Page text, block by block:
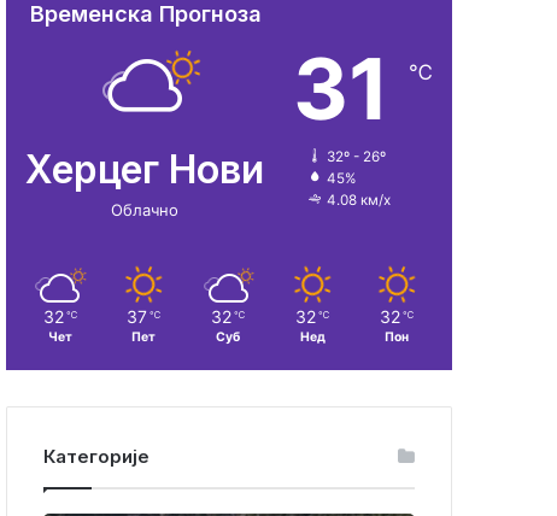
Временска Прогноза
Херцег Нови
Облачно
31 ℃
32º - 26º
45%
4.08 км/х
32 ℃
Чет
37 ℃
Пет
32 ℃
Суб
32 ℃
Нед
32 ℃
Пон
Категорије